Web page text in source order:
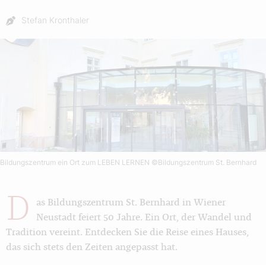
Autor:
Stefan Kronthaler
Bildungszentrum ein Ort zum LEBEN LERNEN ©Bildungszentrum St. Bernhard
D
as Bildungszentrum St. Bernhard in Wiener
Neustadt feiert 50 Jahre. Ein Ort, der Wandel und
Tradition vereint. Entdecken Sie die Reise eines Hauses,
das sich stets den Zeiten angepasst hat.